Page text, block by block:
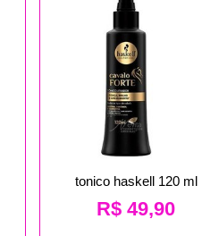
tonico haskell 120 ml
R$ 49,90